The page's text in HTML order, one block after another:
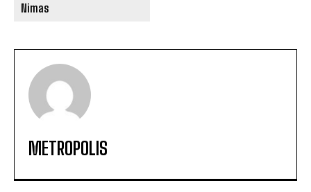
METROPOLIS